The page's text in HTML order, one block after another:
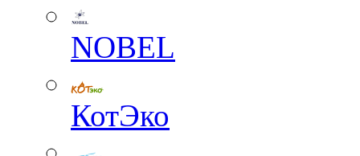
NOBEL
КотЭко